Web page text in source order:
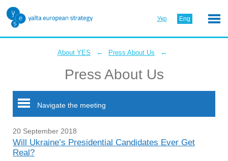
Укр Eng
About YES ← Press About Us ←
Press About Us
Navigate the meeting
20 September 2018
Will Ukraine’s Presidential Candidates Ever Get
Real?